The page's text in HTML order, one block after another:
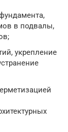
в подвалы,
укрепление